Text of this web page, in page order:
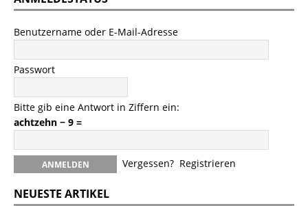
Benutzername oder E-Mail-Adresse
Passwort
Bitte gib eine Antwort in Ziffern ein:
achtzehn − 9 =
Vergessen? Registrieren
NEUESTE ARTIKEL